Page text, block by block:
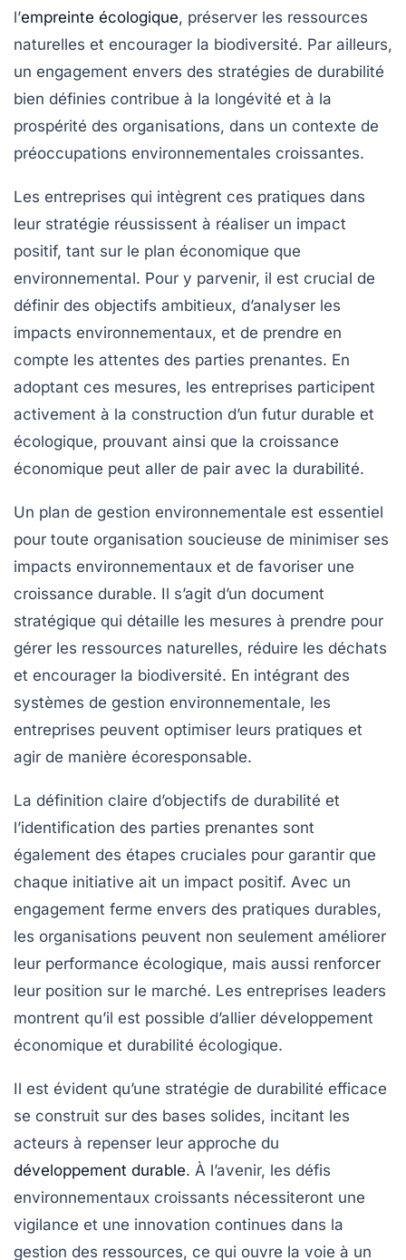
l’empreinte écologique, préserver les ressources
naturelles et encourager la biodiversité. Par ailleurs,
un engagement envers des stratégies de durabilité
bien définies contribue à la longévité et à la
prospérité des organisations, dans un contexte de
préoccupations environnementales croissantes.
Les entreprises qui intègrent ces pratiques dans
leur stratégie réussissent à réaliser un impact
positif, tant sur le plan économique que
environnemental. Pour y parvenir, il est crucial de
définir des objectifs ambitieux, d’analyser les
impacts environnementaux, et de prendre en
compte les attentes des parties prenantes. En
adoptant ces mesures, les entreprises participent
activement à la construction d’un futur durable et
écologique, prouvant ainsi que la croissance
économique peut aller de pair avec la durabilité.
Un plan de gestion environnementale est essentiel
pour toute organisation soucieuse de minimiser ses
impacts environnementaux et de favoriser une
croissance durable. Il s’agit d’un document
stratégique qui détaille les mesures à prendre pour
gérer les ressources naturelles, réduire les déchats
et encourager la biodiversité. En intégrant des
systèmes de gestion environnementale, les
entreprises peuvent optimiser leurs pratiques et
agir de manière écoresponsable.
La définition claire d’objectifs de durabilité et
l’identification des parties prenantes sont
également des étapes cruciales pour garantir que
chaque initiative ait un impact positif. Avec un
engagement ferme envers des pratiques durables,
les organisations peuvent non seulement améliorer
leur performance écologique, mais aussi renforcer
leur position sur le marché. Les entreprises leaders
montrent qu’il est possible d’allier développement
économique et durabilité écologique.
Il est évident qu’une stratégie de durabilité efficace
se construit sur des bases solides, incitant les
acteurs à repenser leur approche du
développement durable. À l’avenir, les défis
environnementaux croissants nécessiteront une
vigilance et une innovation continues dans la
gestion des ressources, ce qui ouvre la voie à un